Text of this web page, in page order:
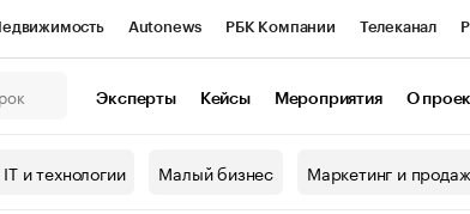
Autonews РБК Компании Телеканал
контрагентов
Эксперты Кейсы Мероприятия О
IT и технологии Малый бизнес Маркетинг и